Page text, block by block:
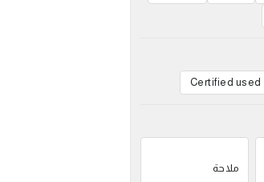
Certified used
ملاحة